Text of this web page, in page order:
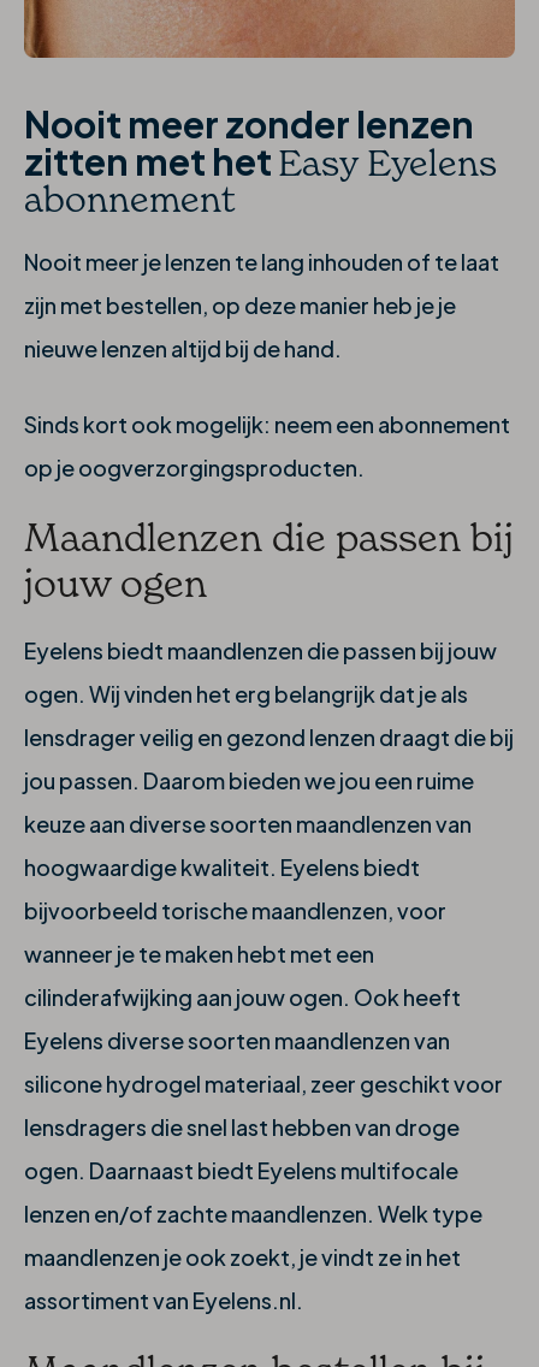
Nooit meer zonder lenzen
zitten met hetEasy Eyelens
abonnement
Nooit meer je lenzen te lang inhouden of te laat
zijn met bestellen, op deze manier heb je je
nieuwe lenzen altijd bij de hand.
Sinds kort ook mogelijk: neem een abonnement
op je oogverzorgingsproducten.
Maandlenzen die passen bij
jouw ogen
Eyelens biedt maandlenzen die passen bij jouw
ogen. Wij vinden het erg belangrijk dat je als
lensdrager veilig en gezond lenzen draagt die bij
jou passen. Daarom bieden we jou een ruime
keuze aan diverse soorten maandlenzen van
hoogwaardige kwaliteit. Eyelens biedt
bijvoorbeeld torische maandlenzen, voor
wanneer je te maken hebt met een
cilinderafwijking aan jouw ogen. Ook heeft
Eyelens diverse soorten maandlenzen van
silicone hydrogel materiaal, zeer geschikt voor
lensdragers die snel last hebben van droge
ogen. Daarnaast biedt Eyelens multifocale
lenzen en/of zachte maandlenzen. Welk type
maandlenzen je ook zoekt, je vindt ze in het
assortiment van Eyelens.nl.